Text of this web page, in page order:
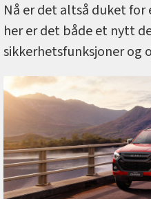
Nå er det altså duket
her er det både et nytt
sikkerhetsfunksjoner